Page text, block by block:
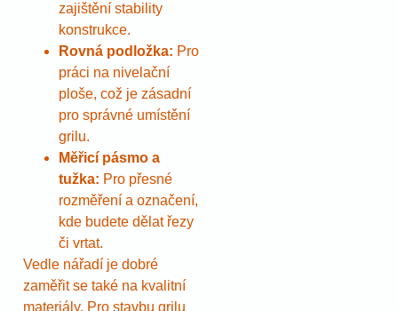
zajištění stability
konstrukce.
Rovná podložka: Pro
práci na nivelační
ploše, což je zásadní
pro správné umístění
grilu.
Měřicí pásmo a
tužka: Pro přesné
rozměření a označení,
kde budete dělat řezy
či vrtat.
Vedle nářadí je dobré
zaměřit se také na kvalitní
materiály. Pro stavbu grilu